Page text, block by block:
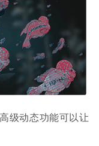
级动态功能可以让